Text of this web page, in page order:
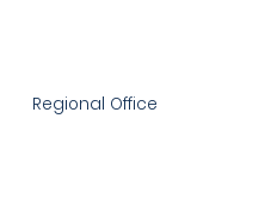
Regional Office